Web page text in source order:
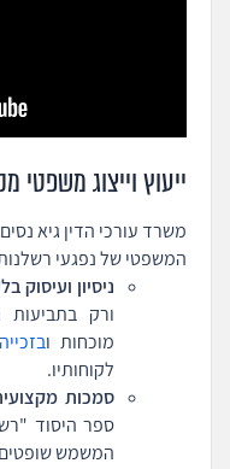
ייעוץ וייצוג משפטי
משרד עורכי הדין גיא
המשפטי של נפגעי
ניסיון ועיסוק
ורק בתביעות
מוכחות ו
לקוחותיו.
סמכות
המשמש שופטים